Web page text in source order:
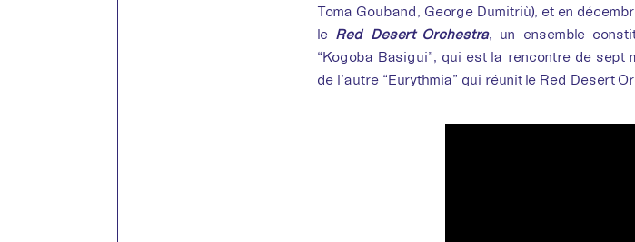
Toma Gouband, George Dumitriù), et en
le Red Desert Orchestra, un ensemble
“Kogoba Basigui”, qui est la rencontre de sept
de l’autre “Eurythmia” qui réunit le Red Desert